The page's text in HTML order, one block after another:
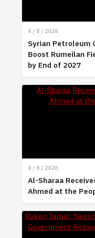
4 / 8 / 2026
Syrian Petroleum
Boost Rumeilan
by End of 2027
4 / 8 / 2026
Al-Sharaa
Ahmed at the